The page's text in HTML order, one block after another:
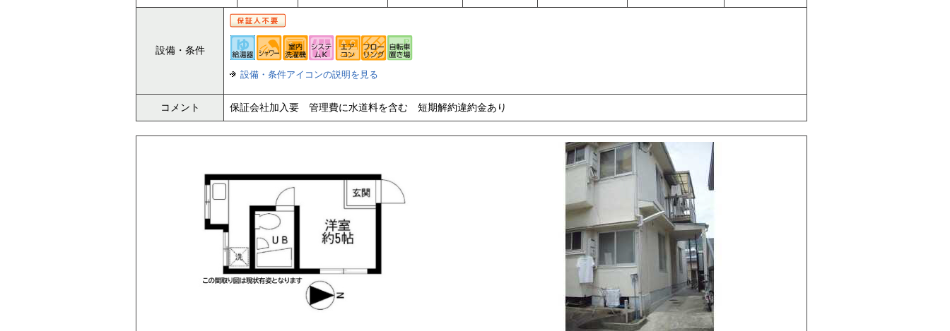
設備・条件
設備・条件アイコンの説明を見る
コメント 保証会社加入要 管理費に水道料を含む 短期解約違約金あり